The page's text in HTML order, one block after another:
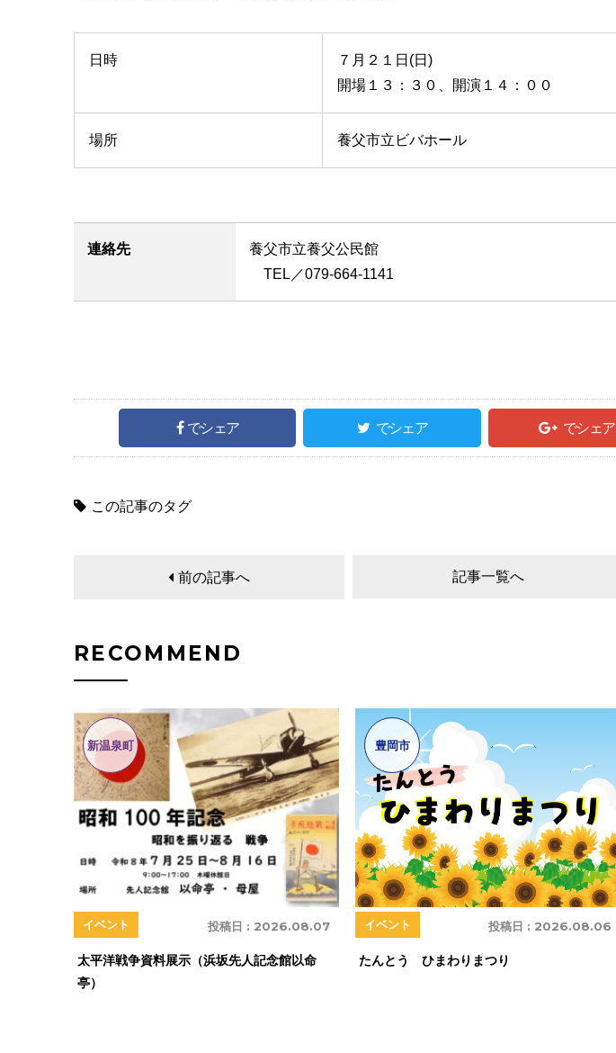
日時
７月２１日(日)
開場１３：３０、開演１４：００
場所 養父市立ビバホール
連絡先
養父市立養父公民館
TEL／079-664-1141
でシェア でシェア でシェア
この記事のタグ
前の記事へ 記事一覧へ
RECOMMEND
新温泉町
投稿日 : 2026.08.07
イベント
太平洋戦争資料展示（浜坂先人記念館以命
亭）
豊岡市
投稿日 : 2026.08.06
イベント
たんとう ひまわりまつり